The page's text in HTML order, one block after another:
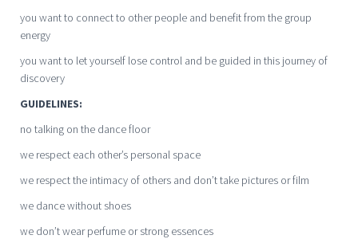
you want to connect to other people and benefit from the group
energy
you want to let yourself lose control and be guided in this journey of
discovery
GUIDELINES:
no talking on the dance floor
we respect each other’s personal space
we respect the intimacy of others and don’t take pictures or film
we dance without shoes
we don’t wear perfume or strong essences